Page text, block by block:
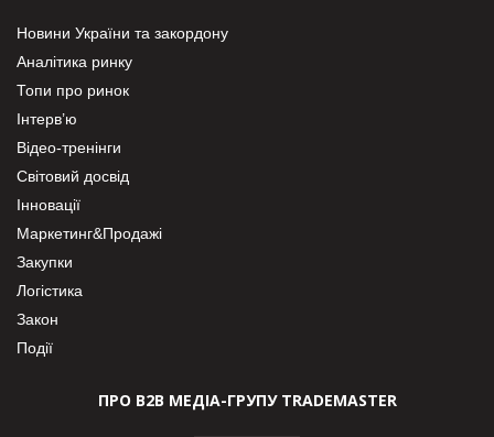
Новини України та закордону
Аналітика ринку
Топи про ринок
Інтерв’ю
Відео-тренінги
Світовий досвід
Інновації
Маркетинг&Продажі
Закупки
Логістика
Закон
Події
ПРО В2В МЕДІА-ГРУПУ TRADEMASTER